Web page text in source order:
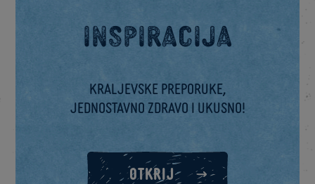
Inspiracija
Kraljevske preporuke,
jednostavno zdravo i ukusno!
OTKRIJ